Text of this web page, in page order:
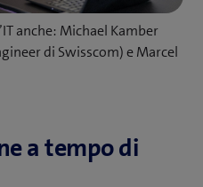
anche: Michael Kamber
di Swisscom) e Marcel
a tempo di